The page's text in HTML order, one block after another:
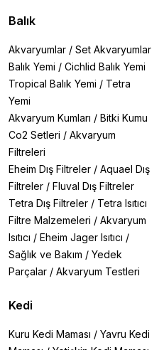
Balık
Akvaryumlar / Set Akvaryumlar
Balık Yemi / Cichlid Balık Yemi
Tropical Balık Yemi / Tetra
Yemi
Akvaryum Kumları / Bitki Kumu
Co2 Setleri / Akvaryum
Filtreleri
Eheim Dış Filtreler / Aquael Dış
Filtreler / Fluval Dış Filtreler
Tetra Dış Filtreler / Tetra Isıtıcı
Filtre Malzemeleri / Akvaryum
Isıtıcı / Eheim Jager Isıtıcı /
Sağlık ve Bakım / Yedek
Parçalar / Akvaryum Testleri
Kedi
Kuru Kedi Maması / Yavru Kedi